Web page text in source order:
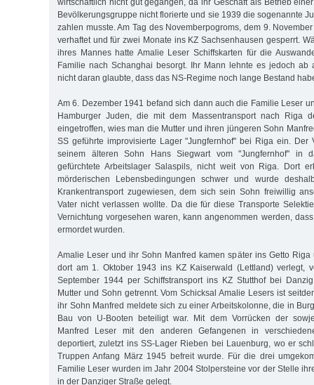
Bevölkerungsgruppe nicht florierte und sie 1939 die sogenannte
zahlen musste. Am Tag des Novemberpogroms, dem 9.
verhaftet und für zwei Monate ins KZ Sachsenhausen gesperrt.
ihres Mannes hatte Amalie Leser Schiffskarten für die
Familie nach Schanghai besorgt. Ihr Mann lehnte es jedoch ab
nicht daran glaubte, dass das NS-Regime noch lange Bestand
Am 6. Dezember 1941 befand sich dann auch die Familie Leser
Hamburger Juden, die mit dem Massentransport nach Riga
eingetroffen, wies man die Mutter und ihren jüngeren Sohn
SS geführte improvisierte Lager "Jungfernhof" bei Riga ein. Der
seinem älteren Sohn Hans Siegwart vom "Jungfernhof" in
gefürchtete Arbeitslager Salaspils, nicht weit von Riga. Dort
mörderischen Lebensbedingungen schwer und wurde
Krankentransport zugewiesen, dem sich sein Sohn freiwillig
Vater nicht verlassen wollte. Da die für diese Transporte
Vernichtung vorgesehen waren, kann angenommen werden,
ermordet wurden.
Amalie Leser und ihr Sohn Manfred kamen später ins Getto
dort am 1. Oktober 1943 ins KZ Kaiserwald (Lettland) verlegt,
September 1944 per Schiffstransport ins KZ Stutthof bei
Mutter und Sohn getrennt. Vom Schicksal Amalie Lesers ist
ihr Sohn Manfred meldete sich zu einer Arbeitskolonne, die in
Bau von U-Booten beteiligt war. Mit dem Vorrücken der
Manfred Leser mit den anderen Gefangenen in
deportiert, zuletzt ins SS-Lager Rieben bei Lauenburg, wo er
Truppen Anfang März 1945 befreit wurde. Für die drei
Familie Leser wurden im Jahr 2004 Stolpersteine vor der Stelle
in der Danziger Straße gelegt.